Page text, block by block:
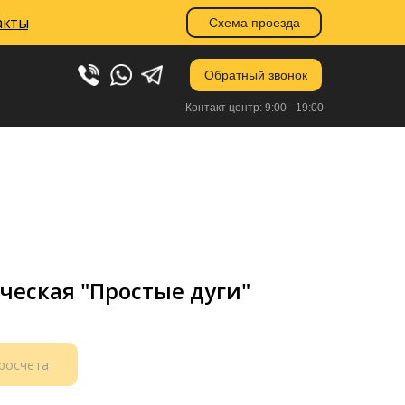
Схема проезда
Схема проезда
Обратный звонок
Контакт центр: 9:00 - 19:00
"Простые дуги"